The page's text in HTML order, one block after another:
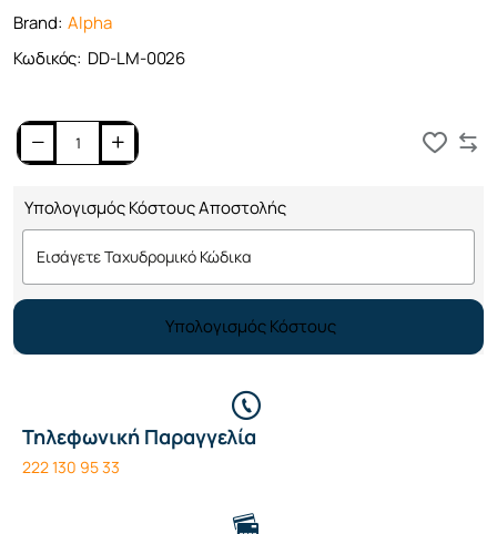
Brand: Alpha
Κωδικός: DD-LM-0026
Υπολογισμός Κόστους Αποστολής
Υπολογισμός Κόστους
Τηλεφωνική Παραγγελία
222 130 95 33